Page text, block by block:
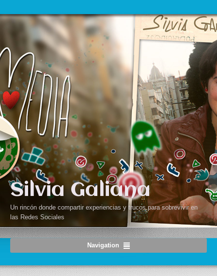
Silvia Galiana
Un rincón donde compartir experiencias y trucos para sobrevivir en
las Redes Sociales
Navigation